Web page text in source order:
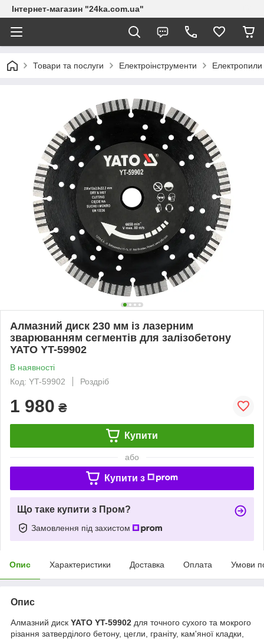
Інтернет-магазин "24ka.com.ua"
Товари та послуги Електроінструменти Електропили
Алмазний диск 230 мм із лазерним
зварюванням сегментів для залізобетону
YATO YT-59902
В наявності
Код: YT-59902
Роздріб
1 980 ₴
Купити
або
Купити з
Що таке купити з Пром?
Замовлення під захистом
Опис Характеристики Доставка Оплата Умови
Опис
Алмазний диск YATO YT-59902 для точного сухого та мокрого
різання затверділого бетону, цегли, граніту, кам'яної кладки,